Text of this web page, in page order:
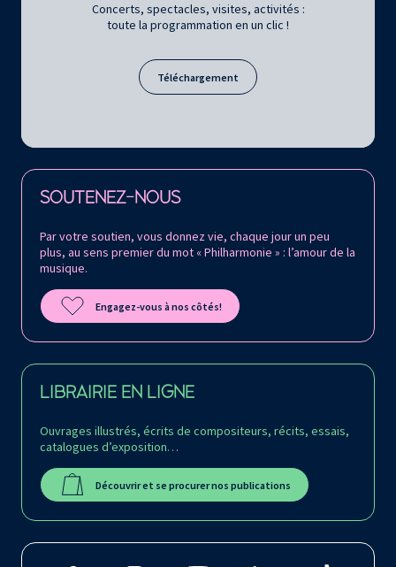
Concerts, spectacles, visites, activités :
toute la programmation en un clic !
Téléchargement
SOUTENEZ-NOUS
Par votre soutien, vous donnez vie, chaque jour un peu
plus, au sens premier du mot « Philharmonie » : l’amour de la
musique.
Engagez-vous à nos côtés!
LIBRAIRIE EN LIGNE
Ouvrages illustrés, écrits de compositeurs, récits, essais,
catalogues d’exposition…
Découvrir et se procurer nos publications
Retrouvez la Philharmonie de Paris sur